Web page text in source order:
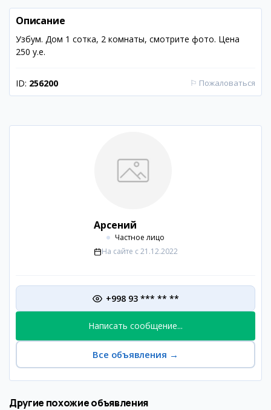
Описание
Узбум. Дом 1 сотка, 2 комнаты, смотрите фото. Цена
250 у.е.
ID: 256200 ⚐ Пожаловаться
Арсений
Частное лицо
На сайте с 21.12.2022
+998 93 *** ** **
Написать сообщение...
Все объявления →
Другие похожие объявления